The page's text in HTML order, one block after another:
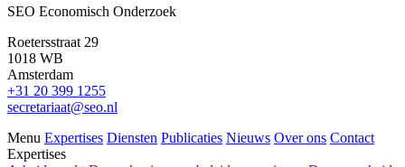
SEO Economisch Onderzoek
Roetersstraat 29
1018 WB
Amsterdam
+31 20 399 1255
secretariaat@seo.nl
Menu Expertises Diensten Publicaties Nieuws Over ons Contact
Expertises